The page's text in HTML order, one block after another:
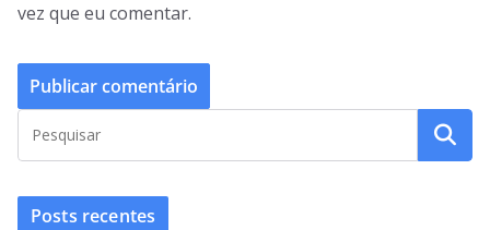
vez que eu comentar.
Posts recentes